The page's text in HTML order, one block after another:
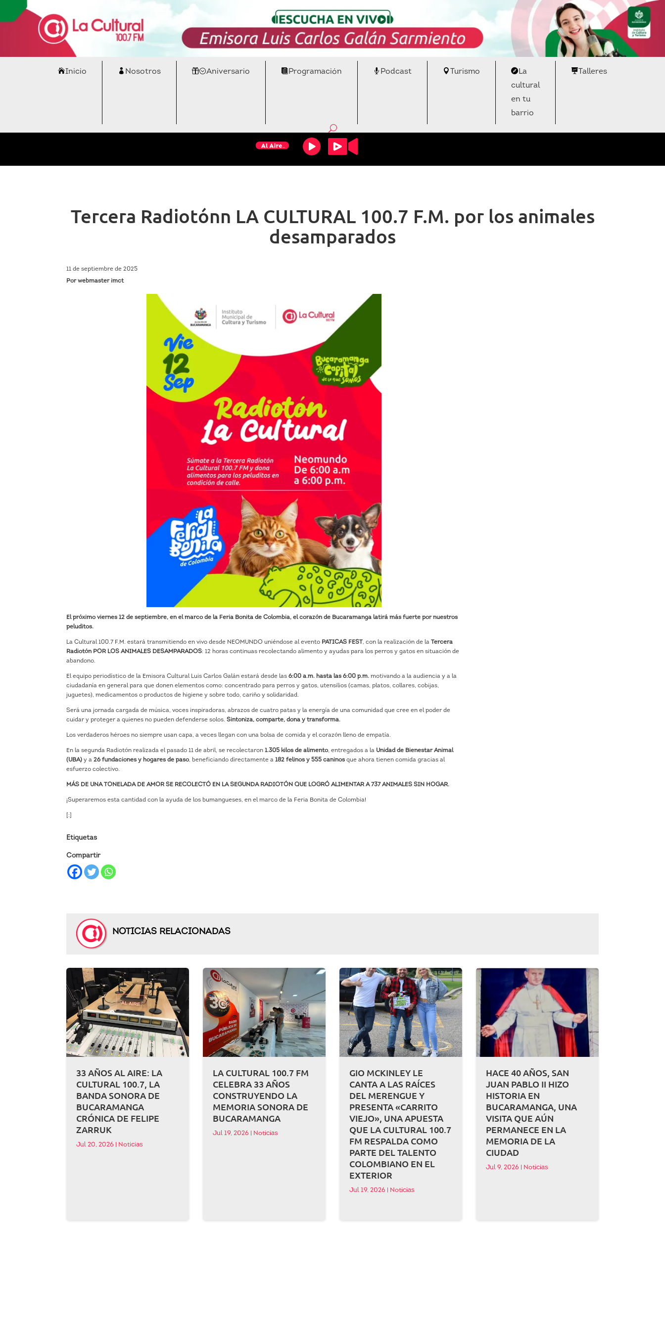
Inicio Nosotros Aniversario Programación Podcast Turismo
La
cultural
en tu
barrio
Talleres
Tercera Radiotónn LA CULTURAL 100.7 F.M. por los animales
desamparados
11 de septiembre de 2025
Por webmaster imct
El próximo viernes 12 de septiembre, en el marco de la Feria Bonita de Colombia, el corazón de Bucaramanga latirá más fuerte por nuestros
peluditos.
La Cultural 100.7 F.M. estará transmitiendo en vivo desde NEOMUNDO uniéndose al evento PATICAS FEST, con la realización de laTercera
Radiotón POR LOS ANIMALES DESAMPARADOS: 12 horas continuas recolectando alimento y ayudas para los perros y gatos en situación de
abandono.
El equipo periodístico de la Emisora Cultural Luis Carlos Galán estará desde las6:00 a.m. hasta las 6:00 p.m. motivando a la audiencia y a la
ciudadanía en general para que donen elementos como: concentrado para perros y gatos, utensilios (camas, platos, collares, cobijas,
juguetes), medicamentos o productos de higiene y sobre todo, cariño y solidaridad.
Será una jornada cargada de música, voces inspiradoras, abrazos de cuatro patas y la energía de una comunidad que cree en el poder de
cuidar y proteger a quienes no pueden defenderse solos.Sintoniza, comparte, dona y transforma.
Los verdaderos héroes no siempre usan capa, a veces llegan con una bolsa de comida y el corazón lleno de empatía.
En la segunda Radiotón realizada el pasado 11 de abril, se recolectaron1.305 kilos de alimento, entregados a la Unidad de Bienestar Animal
(UBA) y a26 fundaciones y hogares de paso, beneficiando directamente a182 felinos y 555 caninos que ahora tienen comida gracias al
esfuerzo colectivo.
MÁS DE UNA TONELADA DE AMOR SE RECOLECTÓ EN LA SEGUNDA RADIOTÓN QUE LOGRÓ ALIMENTAR A 737 ANIMALES SIN HOGAR.
¡Superaremos esta cantidad con la ayuda de los bumangueses, en el marco de la Feria Bonita de Colombia!
[:]
Etiquetas
Compartir
NOTICIAS RELACIONADAS
33 AÑOS AL AIRE: LA
CULTURAL 100.7, LA
BANDA SONORA DE
BUCARAMANGA
CRÓNICA DE FELIPE
ZARRUK
Jul 20, 2026 Noticias
LA CULTURAL 100.7 FM
CELEBRA 33 AÑOS
CONSTRUYENDO LA
MEMORIA SONORA DE
BUCARAMANGA
Jul 19, 2026 Noticias
GIO MCKINLEY LE
CANTA A LAS RAÍCES
DEL MERENGUE Y
PRESENTA «CARRITO
VIEJO», UNA APUESTA
QUE LA CULTURAL 100.7
FM RESPALDA COMO
PARTE DEL TALENTO
COLOMBIANO EN EL
EXTERIOR
Jul 19, 2026 Noticias
HACE 40 AÑOS, SAN
JUAN PABLO II HIZO
HISTORIA EN
BUCARAMANGA, UNA
VISITA QUE AÚN
PERMANECE EN LA
MEMORIA DE LA
CIUDAD
Jul 9, 2026 Noticias